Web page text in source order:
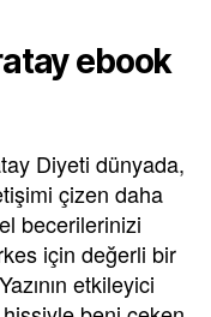
ebook
Diyeti dünyada,
çizen daha
becerilerinizi
için değerli bir
etkileyici